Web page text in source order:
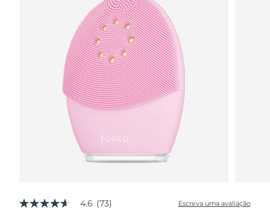
4.6
4.6 (73) Escreva uma avaliação